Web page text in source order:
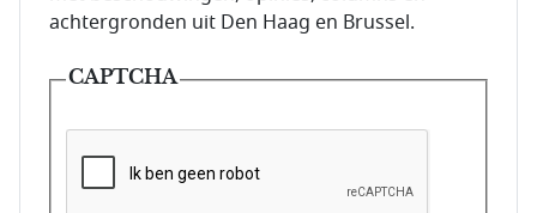
achtergronden uit Den Haag en Brussel.
CAPTCHA